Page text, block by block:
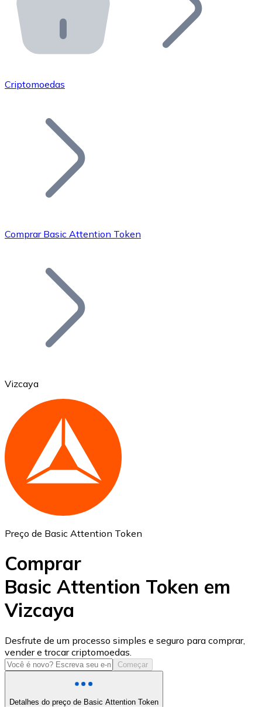
API Bitnovo
Integre nossa API no seu ecossistema.
Junte-se à nossa rede de revendedores e comercialize
Adicione o token do seu projeto ao nosso serviço de
Bitcoin
Ethereum
ETH
USD Coin
USDC
Criptomoedas
Comprar Basic Attention Token
Vizcaya
Preço de Basic Attention Token
Comprar
Basic Attention Token em
Vizcaya
Desfrute de um processo simples e seguro para comprar,
vender e trocar criptomoedas.
Começar
Detalhes do preço de Basic Attention Token